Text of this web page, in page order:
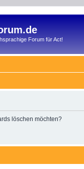
Forum für Act!
löschen möchten?